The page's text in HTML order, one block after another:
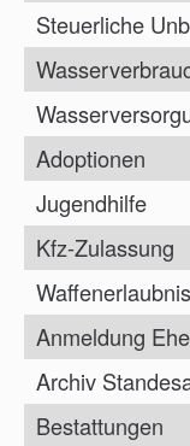
Steuerliche
Adoptionen
Jugendhilfe
Kfz-Zulassung
Waffenerlaubnis
Anmeldung
Archiv
Bestattungen